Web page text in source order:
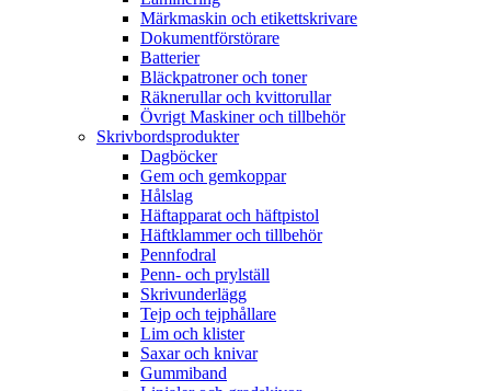
Märkmaskin och etikettskrivare
Dokumentförstörare
Batterier
Bläckpatroner och toner
Räknerullar och kvittorullar
Övrigt Maskiner och tillbehör
Skrivbordsprodukter
Dagböcker
Gem och gemkoppar
Hålslag
Häftapparat och häftpistol
Häftklammer och tillbehör
Pennfodral
Penn- och prylställ
Skrivunderlägg
Tejp och tejphållare
Lim och klister
Saxar och knivar
Gummiband